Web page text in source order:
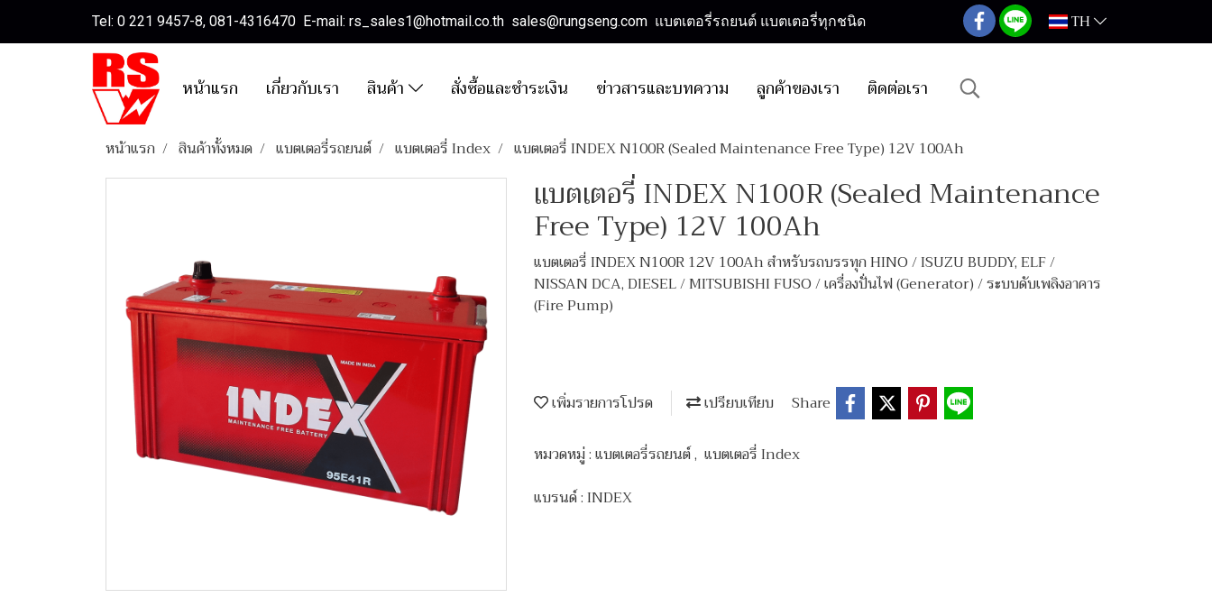
Tel: 0 221 9457-8, 081-4316470 E-mail: rs_sales1@hotmail.co.th sales@rungseng.com แบตเตอรี่รถยนต์ แบตเตอรี่ทุกชนิด TH
หน้าแรก เกี่ยวกับเรา สินค้า สั่งซื้อและชำระเงิน ข่าวสารและบทความ ลูกค้าของเรา ติดต่อเรา
หน้าแรก สินค้าทั้งหมด แบตเตอรี่รถยนต์ แบตเตอรี่ Index แบตเตอรี่ INDEX N100R (Sealed Maintenance Free Type) 12V 100Ah
แบตเตอรี่ INDEX N100R (Sealed Maintenance
Free Type) 12V 100Ah
แบตเตอรี่ INDEX N100R 12V 100Ah สำหรับรถบรรทุก HINO / ISUZU BUDDY, ELF /
NISSAN DCA, DIESEL / MITSUBISHI FUSO / เครื่องปั่นไฟ (Generator) / ระบบดับเพลิงอาคาร
(Fire Pump)
เพิ่มรายการโปรด เปรียบเทียบ Share
หมวดหมู่ :แบตเตอรี่รถยนต์, แบตเตอรี่ Index
แบรนด์ :INDEX